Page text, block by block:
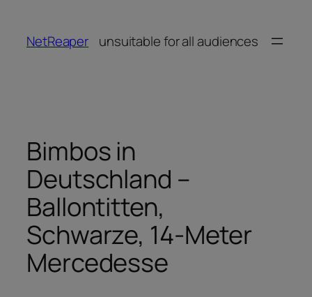
springen
NetReaper unsuitable for all audiences
Bimbos in
Deutschland –
Ballontitten,
Schwarze, 14-Meter
Mercedesse